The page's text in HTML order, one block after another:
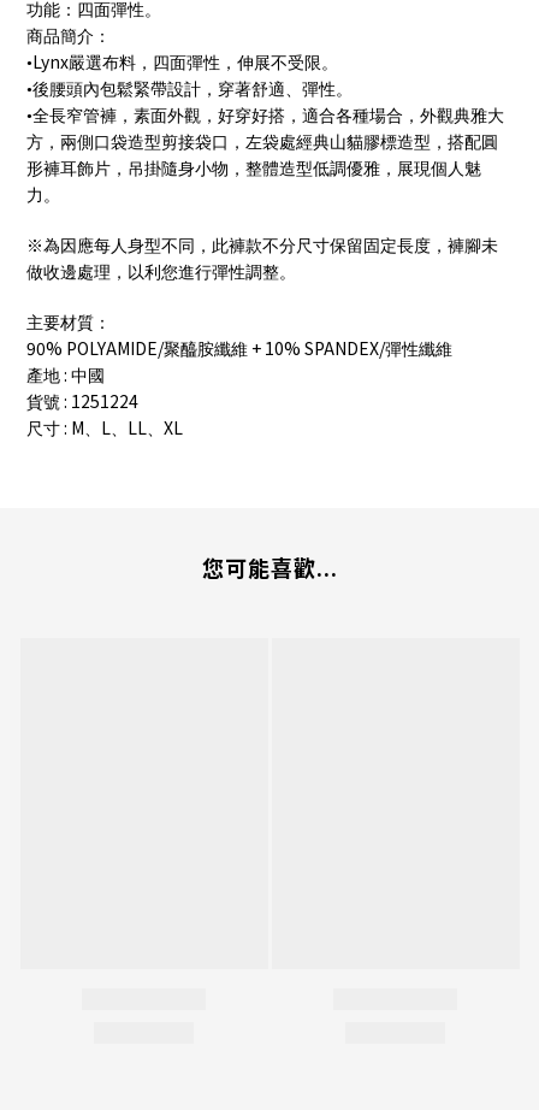
功能：四面彈性。
商品簡介：
•Lynx嚴選布料，四面彈性，伸展不受限。
•後腰頭內包鬆緊帶設計，穿著舒適、彈性。
•全長窄管褲，素面外觀，好穿好搭，適合各種場合，外觀典雅大
方，兩側口袋造型剪接袋口，左袋處經典山貓膠標造型，搭配圓
形褲耳飾片，吊掛隨身小物，整體造型低調優雅，展現個人魅
力。
※為因應每人身型不同，此褲款不分尺寸保留固定長度，褲腳未
做收邊處理，以利您進行彈性調整。
主要材質：
90% POLYAMIDE/聚醯胺纖維 + 10% SPANDEX/彈性纖維
產地 : 中國
貨號 : 1251224
尺寸 : M、 L、 LL、 XL
您可能喜歡...